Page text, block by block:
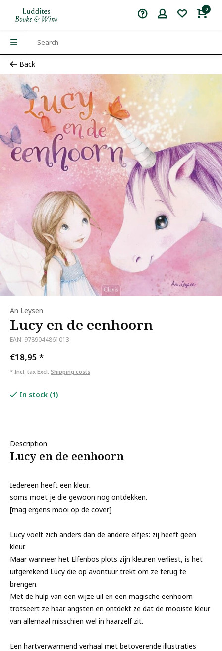
0
Back
An Leysen
Lucy en de eenhoorn
EAN: 9789044861013
€18,95 *
* Incl. tax Excl. Shipping costs
In stock (1)
Description
Lucy en de eenhoorn
Iedereen heeft een kleur,
soms moet je die gewoon nog ontdekken.
[mag ergens mooi op de cover]
Lucy voelt zich anders dan de andere elfjes: zij heeft geen
kleur.
Maar wanneer het Elfenbos plots zijn kleuren verliest, is het
uitgerekend Lucy die op avontuur trekt om ze terug te
brengen.
Met de hulp van een wijze uil en een magische eenhoorn
trotseert ze haar angsten en ontdekt ze dat de mooiste kleur
van allemaal misschien wel in haarzelf zit.
Een hartverwarmend verhaal met betoverende illustraties